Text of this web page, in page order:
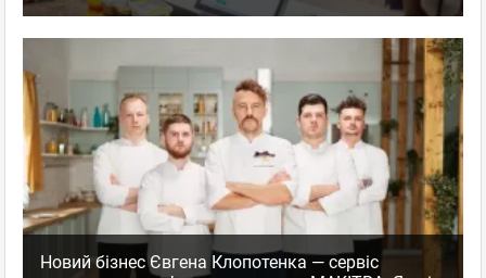
Новий бізнес Євгена Клопотенка — сервіс